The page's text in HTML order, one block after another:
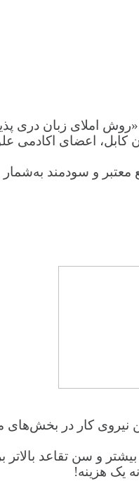
کابل، اعضای
معتبر و سودمند
نیروی کار در
و سن تقاعد بالاتر
یک هزینه!